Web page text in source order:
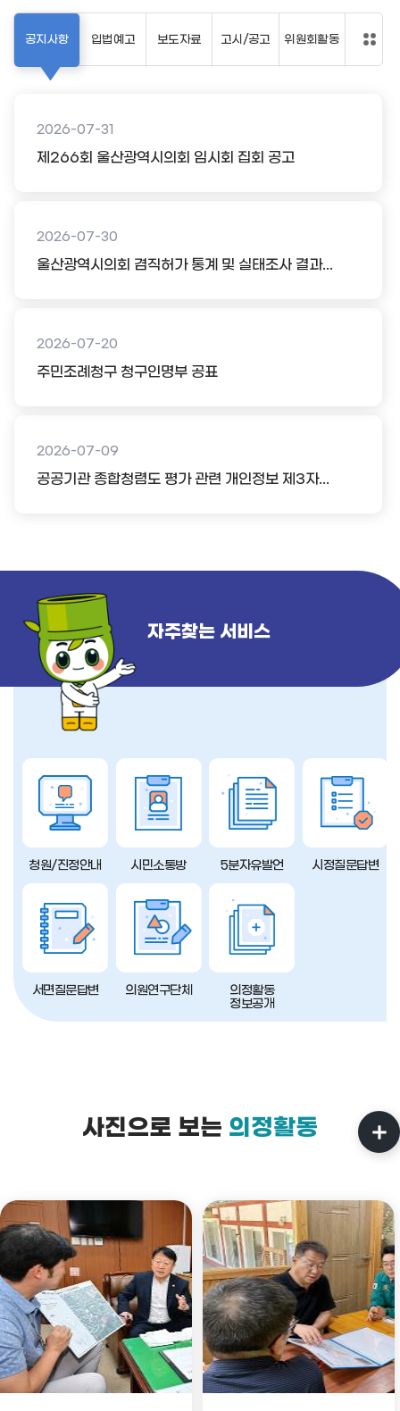
공지사항
2026-07-31
제266회 울산광역시의회 임시회 집회 공고
2026-07-30
울산광역시의회 겸직허가 통계 및 실태조사 결과...
2026-07-20
주민조례청구 청구인명부 공표
2026-07-09
공공기관 종합청렴도 평가 관련 개인정보 제3자...
입법예고 보도자료 고시/공고 위원회활동
자주찾는 서비스
청원/진정안내 시민소통방 5분자유발언 시정질문답변
서면질문답변 의원연구단체
의정활동
정보공개
사진으로 보는 의정활동